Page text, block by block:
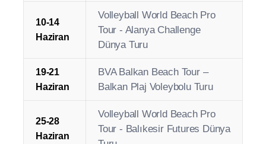
Kızılkule Cup
14-17
Bioderma Pro Beach Tour -
Aydın Grand Slam
5-7
CEV Plaj Voleybolu Milletler
Kupası Ön Eleme Roundu –
Alanya
Volleyball World Beach Pro